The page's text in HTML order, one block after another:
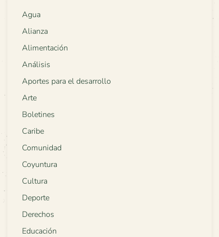
Agua
Alianza
Alimentación
Análisis
Aportes para el desarrollo
Arte
Boletines
Caribe
Comunidad
Coyuntura
Cultura
Deporte
Derechos
Educación